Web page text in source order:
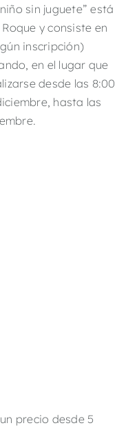
sin juguete” está
y consiste en
inscripción)
en el lugar que
desde las 8:00
hasta las
precio desde 5